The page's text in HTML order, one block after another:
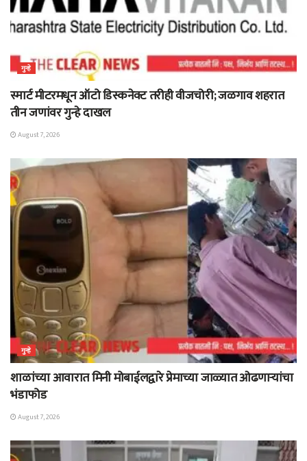
गुन्हे
स्मार्ट मीटरमधून ऑटो डिस्कनेक्ट तरीही वीजचोरी; जळगाव शहरात
तीन जणांवर गुन्हे दाखल
August 7, 2026
गुन्हे
शाळांच्या आवारात मिनी मोबाईलद्वारे प्रेमाच्या जाळ्यात ओढणाऱ्यांचा
भंडाफोड
August 7, 2026